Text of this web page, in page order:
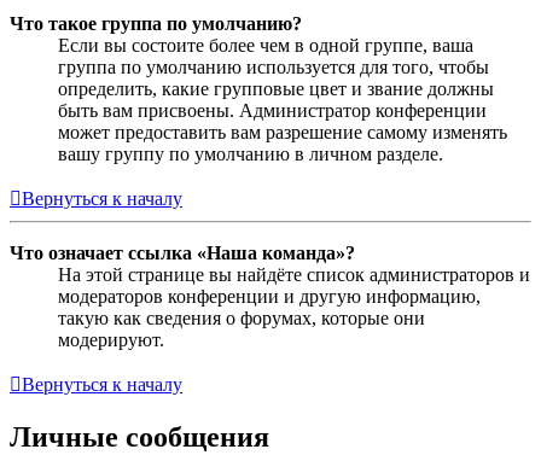
Что такое группа по умолчанию?
Если вы состоите более чем в одной группе, ваша
группа по умолчанию используется для того, чтобы
определить, какие групповые цвет и звание должны
быть вам присвоены. Администратор конференции
может предоставить вам разрешение самому изменять
вашу группу по умолчанию в личном разделе.
Вернуться к началу
Что означает ссылка «Наша команда»?
На этой странице вы найдёте список администраторов и
модераторов конференции и другую информацию,
такую как сведения о форумах, которые они
модерируют.
Вернуться к началу
Личные сообщения